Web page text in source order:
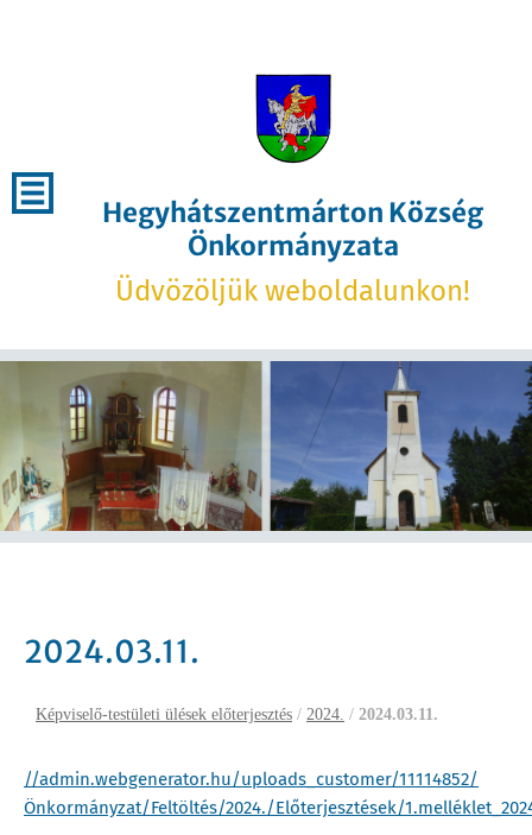
Hegyhátszentmárton Község
Önkormányzata
Üdvözöljük weboldalunkon!
2024.03.11.
Képviselő-testületi ülések előterjesztés / 2024. / 2024.03.11.
//admin.webgenerator.hu/uploads_customer/11114852/
Önkormányzat/Feltöltés/2024./Előterjesztések/